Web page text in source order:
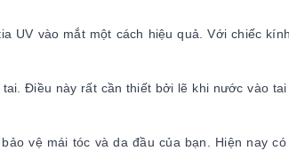
UV vào mắt một cách hiệu quả. Với chiếc
Điều này rất cần thiết bởi lẽ khi nước vào
vệ mái tóc và da đầu của bạn. Hiện nay